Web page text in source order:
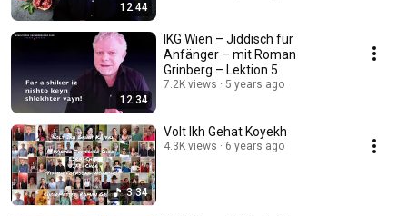
12:44
12:34
IKG Wien – Jiddisch für
Anfänger – mit Roman
Grinberg – Lektion 5
7.2K views 5 years ago
3:34
Volt Ikh Gehat Koyekh
4.3K views 6 years ago